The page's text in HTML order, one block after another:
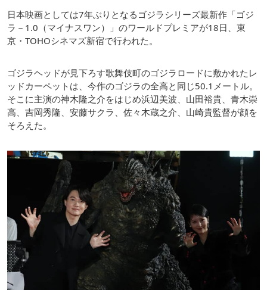
日本映画としては7年ぶりとなるゴジラシリーズ最新作「ゴジ
ラ－1.0（マイナスワン）」のワールドプレミアが18日、東
京・TOHOシネマズ新宿で行われた。
ゴジラヘッドが見下ろす歌舞伎町のゴジラロードに敷かれたレ
ッドカーペットは、今作のゴジラの全高と同じ50.1メートル。
そこに主演の神木隆之介をはじめ浜辺美波、山田裕貴、青木崇
高、吉岡秀隆、安藤サクラ、佐々木蔵之介、山崎貴監督が顔を
そろえた。